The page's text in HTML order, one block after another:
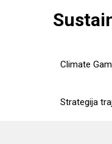
Climate
Strategija